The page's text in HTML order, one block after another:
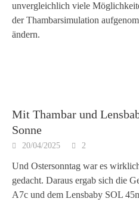
unvergleichlich viele
der Thambarsimulation
ändern.
Mit Thambar und
Sonne
20/04/2025 2
Und Ostersonntag war es
gedacht. Daraus ergab sich die
A7c und dem Lensbaby SOL